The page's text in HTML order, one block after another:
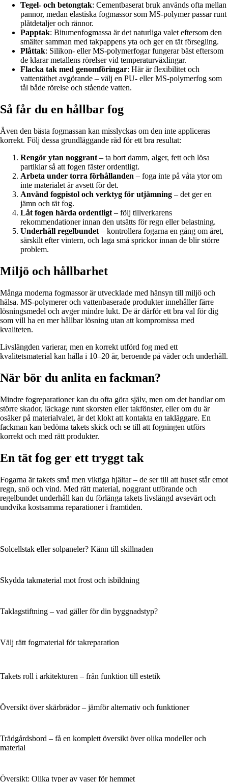
Tegel- och betongtak: Cementbaserat bruk används ofta mellan
pannor, medan elastiska fogmassor som MS-polymer passar runt
plåtdetaljer och rännor.
Papptak: Bitumenfogmassa är det naturliga valet eftersom den
smälter samman med takpappens yta och ger en tät försegling.
Plåttak: Silikon- eller MS-polymerfogar fungerar bäst eftersom
de klarar metallens rörelser vid temperaturväxlingar.
Flacka tak med genomföringar: Här är flexibilitet och
vattentäthet avgörande – välj en PU- eller MS-polymerfog som
tål både rörelse och stående vatten.
Så får du en hållbar fog
Även den bästa fogmassan kan misslyckas om den inte appliceras
korrekt. Följ dessa grundläggande råd för ett bra resultat:
Rengör ytan noggrant – ta bort damm, alger, fett och lösa
partiklar så att fogen fäster ordentligt.
Arbeta under torra förhållanden – foga inte på våta ytor om
inte materialet är avsett för det.
Använd fogpistol och verktyg för utjämning – det ger en
jämn och tät fog.
Låt fogen härda ordentligt – följ tillverkarens
rekommendationer innan den utsätts för regn eller belastning.
Underhåll regelbundet – kontrollera fogarna en gång om året,
särskilt efter vintern, och laga små sprickor innan de blir större
problem.
Miljö och hållbarhet
Många moderna fogmassor är utvecklade med hänsyn till miljö och
hälsa. MS-polymerer och vattenbaserade produkter innehåller färre
lösningsmedel och avger mindre lukt. De är därför ett bra val för dig
som vill ha en mer hållbar lösning utan att kompromissa med
kvaliteten.
Livslängden varierar, men en korrekt utförd fog med ett
kvalitetsmaterial kan hålla i 10–20 år, beroende på väder och underhåll.
När bör du anlita en fackman?
Mindre fogreparationer kan du ofta göra själv, men om det handlar om
större skador, läckage runt skorsten eller takfönster, eller om du är
osäker på materialvalet, är det klokt att kontakta en takläggare. En
fackman kan bedöma takets skick och se till att fogningen utförs
korrekt och med rätt produkter.
En tät fog ger ett tryggt tak
Fogarna är takets små men viktiga hjältar – de ser till att huset står emot
regn, snö och vind. Med rätt material, noggrant utförande och
regelbundet underhåll kan du förlänga takets livslängd avsevärt och
undvika kostsamma reparationer i framtiden.
Solcellstak eller solpaneler? Känn till skillnaden
Skydda takmaterial mot frost och isbildning
Taklagstiftning – vad gäller för din byggnadstyp?
Välj rätt fogmaterial för takreparation
Takets roll i arkitekturen – från funktion till estetik
Översikt över skärbrädor – jämför alternativ och funktioner
Trädgårdsbord – få en komplett översikt över olika modeller och
material
Översikt: Olika typer av vaser för hemmet